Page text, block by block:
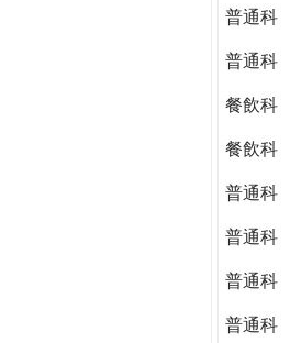
普通科
普通科
餐飲科
餐飲科
普通科
普通科
普通科
普通科